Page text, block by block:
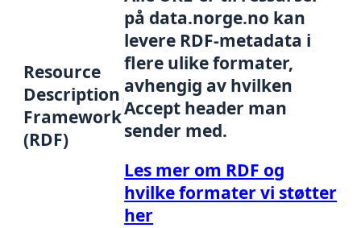
Resource
Description
Framework
(RDF)
på data.norge.no kan
levere RDF-metadata i
flere ulike formater,
avhengig av hvilken
Accept header man
sender med.
Les mer om RDF og
hvilke formater vi støtter
her